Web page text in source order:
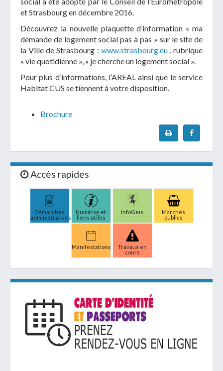
et Strasbourg en décembre 2016.
Découvrez la nouvelle plaquette d’information « ma
demande de logement social pas à pas » sur le site de
la Ville de Strasbourg : www.strasbourg.eu, rubrique
« vie quotidienne », « je cherche un logement social ».
Pour plus d’informations, l’AREAL ainsi que le service
Habitat CUS se tiennent à votre disposition.
Brochure
Accès rapides
Démarches
administratives
Numéros et
liens utiles
InfoGeis
Marchés
publics
Manifestations
Travaux en
cours